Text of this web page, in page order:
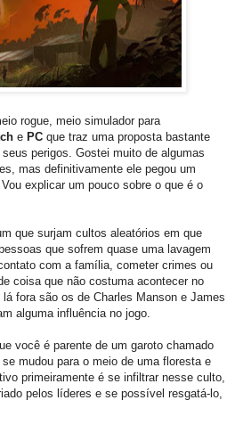
rogue, meio simulador para
e PC que traz uma proposta bastante
perigos. Gostei muito de algumas
mas definitivamente ele pegou um
explicar um pouco sobre o que é o
que surjam cultos aleatórios em que
que sofrem quase uma lavagem
com a família, cometer crimes ou
coisa que não costuma acontecer no
fora são os de Charles Manson e James
alguma influência no jogo.
você é parente de um garoto chamado
mudou para o meio de uma floresta e
primeiramente é se infiltrar nesse culto,
pelos líderes e se possível resgatá-lo,